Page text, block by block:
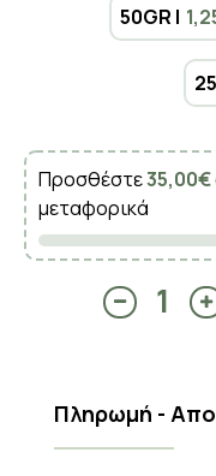
50GR |
Προσθέστε35,00€
μεταφορικά
Πληρωμή -